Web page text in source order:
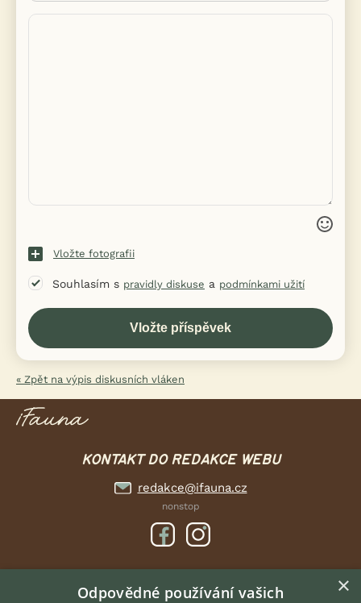
Vložte fotografii
Souhlasím s pravidly diskuse a podmínkami užití
« Zpět na výpis diskusních vláken
KONTAKT DO REDAKCE WEBU
redakce@ifauna.cz
nonstop
DOMOVSKÁ STRÁNKA
×
Odpovědné používání vašich